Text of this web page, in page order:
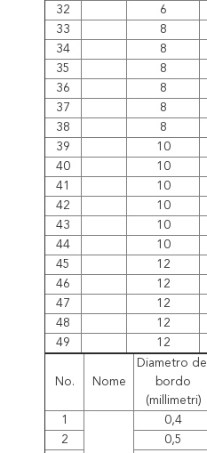
32
6
33
8
34
8
35
8
36
8
37
8
38
8
39
10
40
10
41
10
42
10
43
10
44
10
45
12
46
12
47
12
48
12
49
12
No. Nome
Diametro del
bordo
(millimetri)
1 0,4
2
0,5